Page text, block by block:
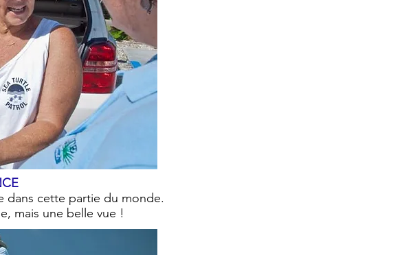
dans cette partie du monde.
mais une belle vue !